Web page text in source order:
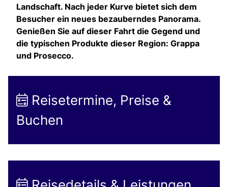
Landschaft. Nach jeder Kurve bietet sich dem
Besucher ein neues bezauberndes Panorama.
Genießen Sie auf dieser Fahrt die Gegend und
die typischen Produkte dieser Region: Grappa
und Prosecco.
Reisetermine, Preise &
Buchen